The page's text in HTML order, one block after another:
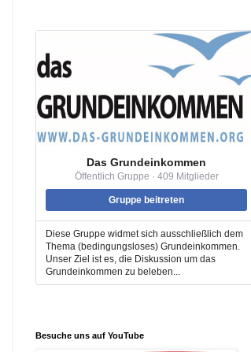
Das Grundeinkommen
Öffentlich Gruppe · 409 Mitglieder
Gruppe beitreten
Diese Gruppe widmet sich ausschließlich dem
Thema (bedingungsloses) Grundeinkommen.
Unser Ziel ist es, die Diskussion um das
Grundeinkommen zu beleben...
Besuche uns auf YouTube